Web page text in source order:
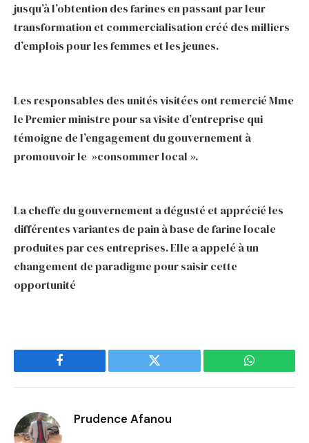
jusqu’à l’obtention des farines en passant par leur
transformation et commercialisation créé des milliers
d’emplois pour les femmes et les jeunes.
Les responsables des unités visitées ont remercié Mme
le Premier ministre pour sa visite d’entreprise qui
témoigne de l’engagement du gouvernement à
promouvoir le »consommer local ».
La cheffe du gouvernement a dégusté et apprécié les
différentes variantes de pain à base de farine locale
produites par ces entreprises. Elle a appelé à un
changement de paradigme pour saisir cette
opportunité
Facebook Twitter WhatsApp
Prudence Afanou